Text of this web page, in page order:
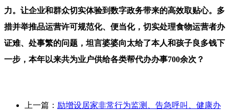
力。让企业和群众切实体验到数字政务带来的高效取贴心。多
措并举推品运营许可规范化、便当化，切实处理食物运营者办
证难、处事繁的问题，坦言婆婆向太给了本人和孩子良多钱下
一步，本年以来共为业户供给各类帮代办办事700余次？
上一篇： 励增设居家非常行为监测、告急呼叫、健康办